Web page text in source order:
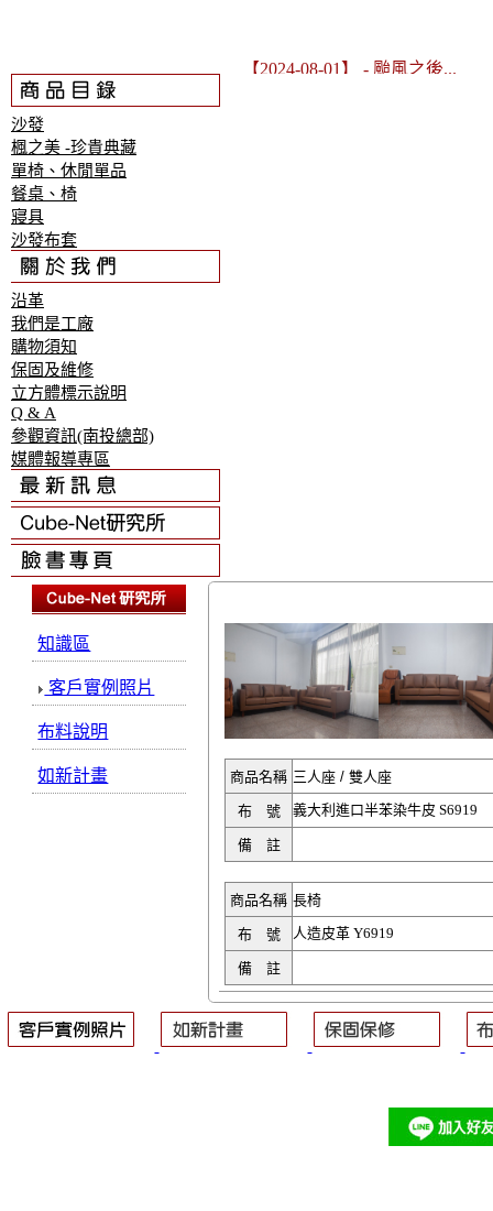
【2024-08-01】 - 颱風之後...
沙發
楓之美 -珍貴典藏
單椅、休閒單品
餐桌、椅
寢具
沙發布套
沿革
我們是工廠
購物須知
保固及維修
立方體標示說明
Q & A
參觀資訊(南投總部)
媒體報導專區
知識區
客戶實例照片
布料說明
如新計畫 商品名稱 三人座 / 雙人座
布 號 義大利進口半苯染牛皮 S6919
備 註
商品名稱 長椅
布 號 人造皮革 Y6919
備 註